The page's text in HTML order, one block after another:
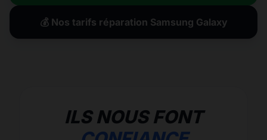
💰 Nos tarifs réparation Samsung Galaxy
ILS NOUS FONT